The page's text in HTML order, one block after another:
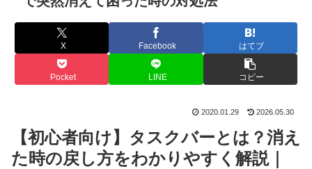
X Facebook はてブ
Pocket LINE コピー
2020.01.29 2026.05.30
【初心者向け】タスクバーとは？消え
た時の戻し方をわかりやすく解説｜